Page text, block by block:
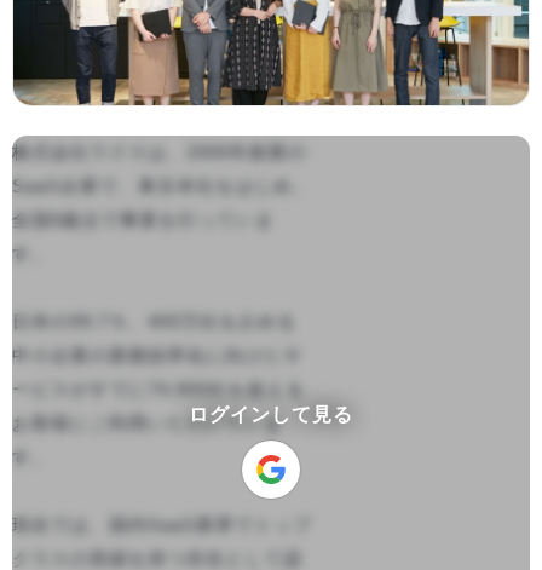
株式会社ラクスは、2000年創業の
SaaS企業で、東京本社をはじめ、
全国6拠点で事業を行っていま
す。
中小企業の業務効率化に向けたサ
ービスがすでに74,900社を超える
お客様にご利用いただいていま
す。
現在では、国内SaaS業界でトップ
クラスの実績を持つ存在として認
ログインして見る